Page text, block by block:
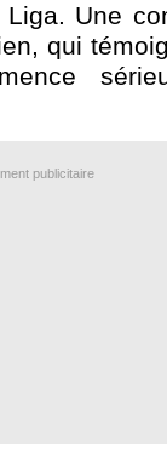
Une
qui
publicitaire